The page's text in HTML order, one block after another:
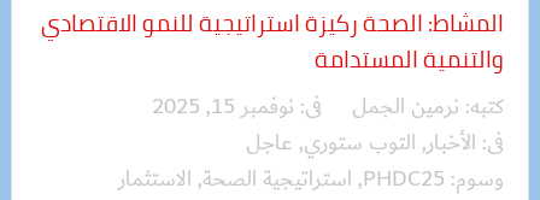
المشاط: الصحة ركيزة استراتيجية للنمو الاقتصادي
والتنمية المستدامة
كتبه: نرمين الجمل فى: نوفمبر 15, 2025
فى: الأخبار, التوب ستوري, عاجل
وسوم: PHDC25
, استراتيجية الصحة, الاستثمار